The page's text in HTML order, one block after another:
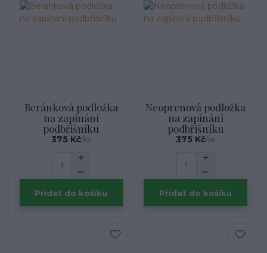
Beránková podložka
na zapínání
podbřišníku
375 Kč/ks
Přidat do košíku
Neoprenová podložka
na zapínání
podbřišníku
375 Kč/ks
Přidat do košíku